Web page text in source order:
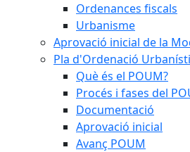
Ordenances fiscals
Urbanisme
Aprovació inicial de la
Pla d'Ordenació
Què és el POUM?
Procés i fases del
Documentació
Aprovació inicial
Avanç POUM